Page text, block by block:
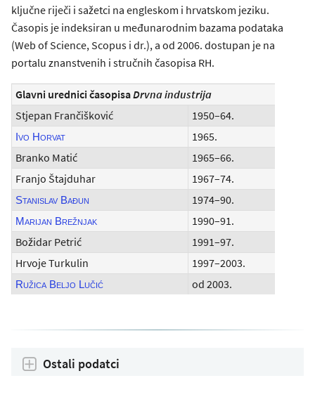
ključne riječi i sažetci na engleskom i hrvatskom jeziku.
Časopis je indeksiran u međunarodnim bazama podataka
(Web of Science, Scopus i dr.), a od 2006. dostupan je na
portalu znanstvenih i stručnih časopisa RH.
Glavni urednici časopisaDrvna industrija
Stjepan Frančišković
1950–64.
Ivo Horvat
1965.
Branko Matić
1965–66.
Franjo Štajduhar
1967–74.
Stanislav Bađun 1974–90.
Marijan Brežnjak
1990–91.
Božidar Petrić
1991–97.
Hrvoje Turkulin
1997–2003.
Ružica Beljo Lučić od 2003.
Ostali podatci